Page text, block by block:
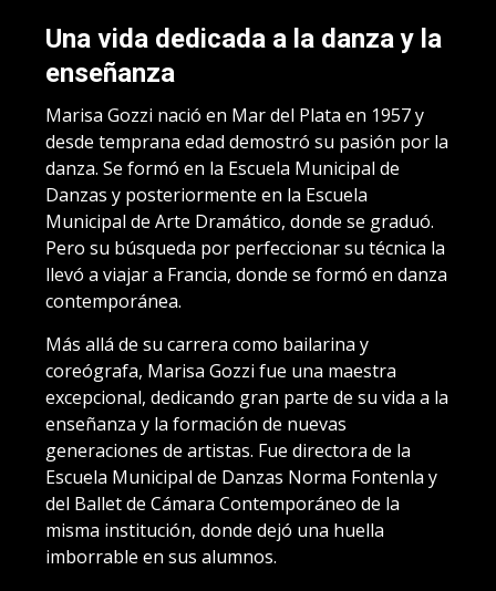
Una vida dedicada a la danza y la
enseñanza
Marisa Gozzi nació en Mar del Plata en 1957 y
desde temprana edad demostró su pasión por la
danza. Se formó en la Escuela Municipal de
Danzas y posteriormente en la Escuela
Municipal de Arte Dramático, donde se graduó.
Pero su búsqueda por perfeccionar su técnica la
llevó a viajar a Francia, donde se formó en danza
contemporánea.
Más allá de su carrera como bailarina y
coreógrafa, Marisa Gozzi fue una maestra
excepcional, dedicando gran parte de su vida a la
enseñanza y la formación de nuevas
generaciones de artistas. Fue directora de la
Escuela Municipal de Danzas Norma Fontenla y
del Ballet de Cámara Contemporáneo de la
misma institución, donde dejó una huella
imborrable en sus alumnos.